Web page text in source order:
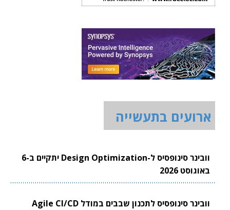
ארועים בתעשייה
וובינר סינופסיס ל-Design Optimization יתקיים ב-6
באוגוסט 2026
וובינר סינופסיס לתכנון שבבים במודל Agile CI/CD